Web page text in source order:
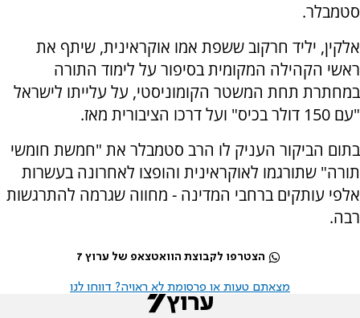
סטמבלר.
אלקין, יליד חרקוב ששפת אמו אוקראינית, שיתף את
ראשי הקהילה המקומית בסיפור על לימוד התורה
במחתרת תחת המשטר הקומוניסטי, על עלייתו לישראל
"עם 150 דולר בכיס" ועל דרכו הציבורית מאז.
בתום הביקור העניק לו הרב סטמבלר את "חמשת חומשי
תורה" שתורגמו לאוקראינית והופצו לאחרונה בעשרות
אלפי עותקים ברחבי המדינה - מחווה שגרמה להתרגשות
רבה.
הצטרפו לקבוצת הוואטצאפ של ערוץ 7
מצאתם טעות או פרסומת לא ראויה? דווחו לנו